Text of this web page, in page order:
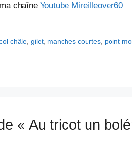
chaîne Youtube Mireilleover60
col châle ,gilet manches courtes point
« Au tricot un